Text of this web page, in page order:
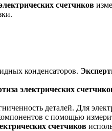
счетчиков
конденсаторов.
электрических
деталей. Для
с помощью
счетчиков